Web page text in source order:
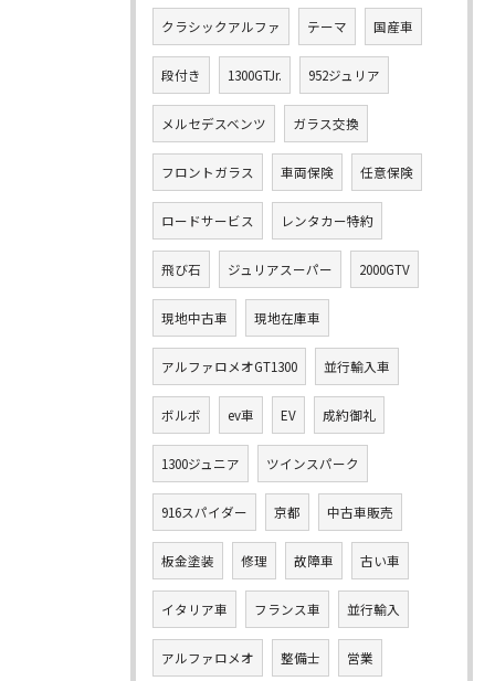
クラシックアルファ テーマ 国産車
段付き 1300GTJr. 952ジュリア
メルセデスベンツ ガラス交換
フロントガラス 車両保険 任意保険
ロードサービス レンタカー特約
飛び石 ジュリアスーパー 2000GTV
現地中古車 現地在庫車
アルファロメオGT1300 並行輸入車
ボルボ ev車 EV 成約御礼
1300ジュニア ツインスパーク
916スパイダー 京都 中古車販売
板金塗装 修理 故障車 古い車
イタリア車 フランス車 並行輸入
アルファロメオ 整備士 営業